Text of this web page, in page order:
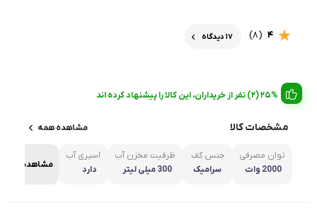
4
(8) 17 دیدگاه
25% (2) نفر از خریداران، این کالا را پیشنهاد کرده اند
مشخصات کالا مشاهده همه
توان مصرفی
2000 وات
جنس کف
سرامیک
ظرفیت مخزن آب
300 میلی لیتر
اسپری آب
دارد
مشاهده همه